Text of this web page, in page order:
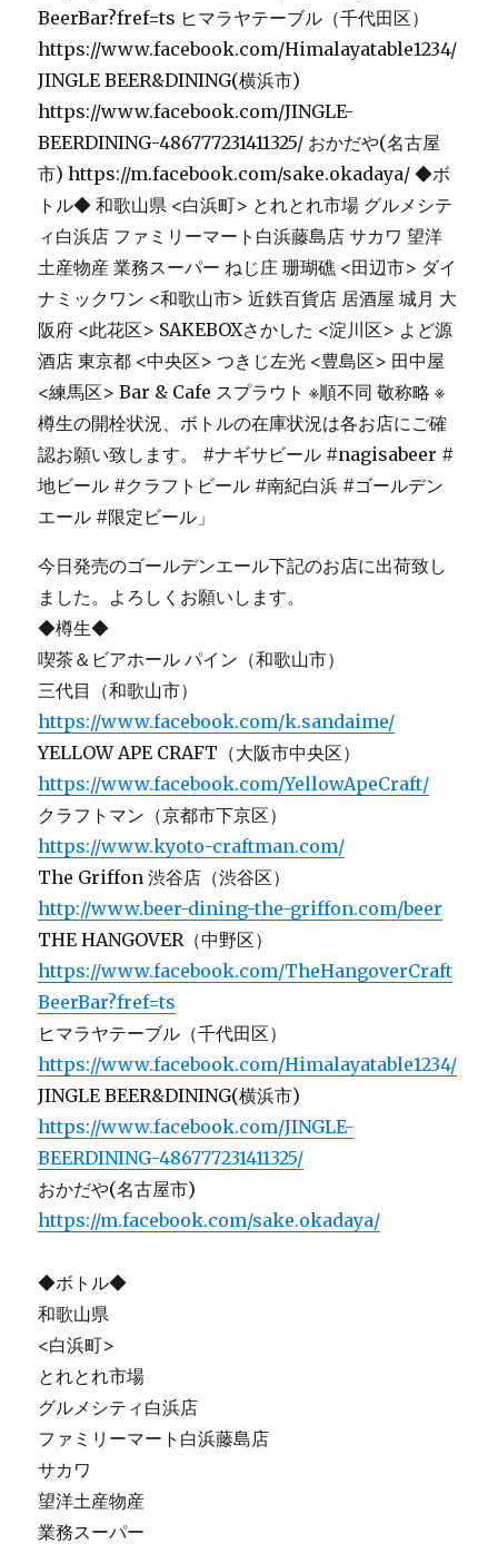
今日発売のゴールデンエール下記のお店に出荷致し
ました。よろしくお願いします。
◆樽生◆
喫茶＆ビアホール パイン（和歌山市）
三代目（和歌山市）
https://www.facebook.com/k.sandaime/
YELLOW APE CRAFT（大阪市中央区）
https://www.facebook.com/YellowApeCraft/
クラフトマン（京都市下京区）
https://www.kyoto-craftman.com/
The Griffon 渋谷店（渋谷区）
http://www.beer-dining-the-griffon.com/beer
THE HANGOVER（中野区）
https://www.facebook.com/TheHangoverCraft
BeerBar?fref=ts
ヒマラヤテーブル（千代田区）
https://www.facebook.com/Himalayatable1234/
JINGLE BEER&DINING(横浜市)
https://www.facebook.com/JINGLE-
BEERDINING-486777231411325/
おかだや(名古屋市)
https://m.facebook.com/sake.okadaya/
◆ボトル◆
和歌山県
<白浜町>
とれとれ市場
グルメシティ白浜店
ファミリーマート白浜藤島店
サカワ
望洋土産物産
業務スーパー